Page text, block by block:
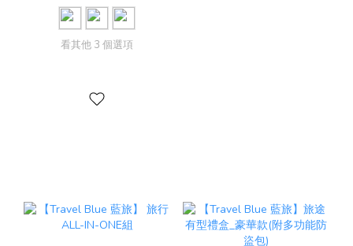
看其他 3 個選項